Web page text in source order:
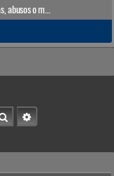
BuscarBúsqueda avanzada